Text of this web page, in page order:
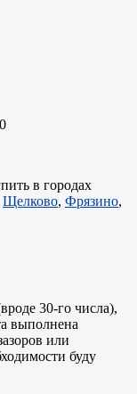
в городах
Щелково, Фрязино,
30-го числа),
выполнена
или
буду